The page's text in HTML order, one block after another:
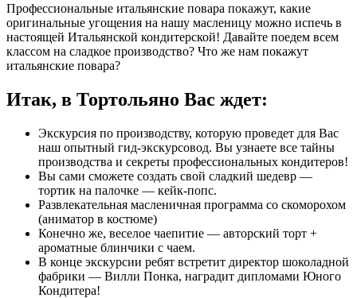
Профессиональные итальянские повара покажут, какие
оригинальные угощения на нашу масленицу можно испечь в
настоящей Итальянской кондитерской! Давайте поедем всем
классом на сладкое производство? Что же нам покажут
итальянские повара?
Итак, в Тортольяно Вас ждет:
Экскурсия по производству, которую проведет для Вас
наш опытный гид-экскурсовод. Вы узнаете все тайны
производства и секреты профессиональных кондитеров!
Вы сами сможете создать свой сладкий шедевр —
тортик на палочке — кейк-попс.
Развлекательная масленичная программа со скоморохом
(аниматор в костюме)
Конечно же, веселое чаепитие — авторский торт +
ароматные блинчики с чаем.
В конце экскурсии ребят встретит директор шоколадной
фабрики — Вилли Понка, наградит дипломами Юного
Кондитера!